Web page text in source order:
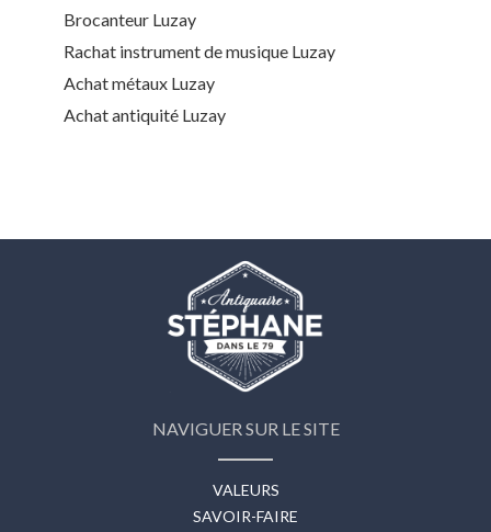
Brocanteur Luzay
Rachat instrument de musique Luzay
Achat métaux Luzay
Achat antiquité Luzay
NAVIGUER SUR LE SITE
VALEURS
SAVOIR-FAIRE